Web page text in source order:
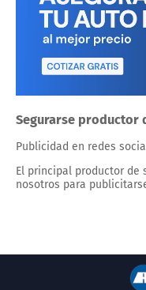
Segurarse productor
Publicidad en redes
El principal productor de
nosotros para